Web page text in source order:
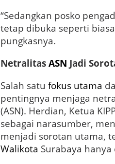
“Sedangkan posko
tetap dibuka seperti
pungkasnya.
NetralitasASN Jadi
Salah satu fokus utama
pentingnya menjaga
(ASN). Herdian, Ketua
sebagai narasumber,
menjadi sorotan utama,
Walikota Surabaya